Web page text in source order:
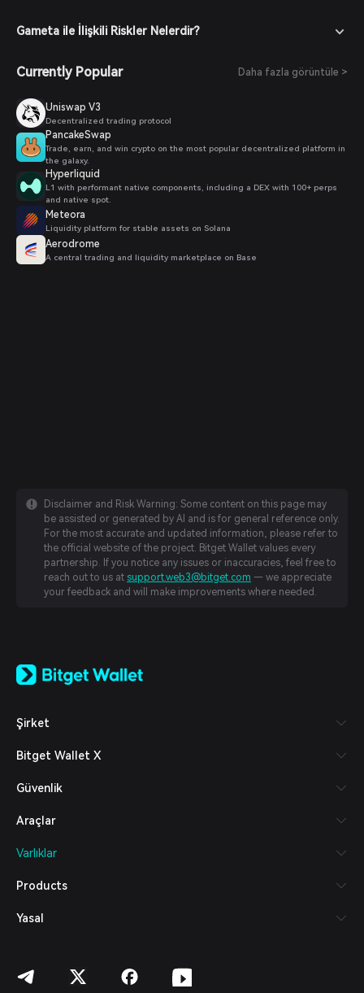
Gameta ile İlişkili Riskler Nelerdir?
Currently Popular Daha fazla görüntüle >
Uniswap V3
Decentralized trading protocol
PancakeSwap
Trade, earn, and win crypto on the most popular decentralized platform in
the galaxy.
Hyperliquid
L1 with performant native components, including a DEX with 100+ perps
and native spot.
Meteora
Liquidity platform for stable assets on Solana
Aerodrome
A central trading and liquidity marketplace on Base
Disclaimer and Risk Warning: Some content on this page may
be assisted or generated by AI and is for general reference only.
For the most accurate and updated information, please refer to
the official website of the project. Bitget Wallet values every
partnership. If you notice any issues or inaccuracies, feel free to
reach out to us at support.web3@bitget.com — we appreciate
your feedback and will make improvements where needed.
日本語
Español (Latinoamérica)
Italiano
Deutsch
繁體中文
Bahasa Indonesia
हिन्दी
Español (Argentina)
Şirket
Bitget Wallet X
Güvenlik
Araçlar
Varlıklar
Products
Yasal